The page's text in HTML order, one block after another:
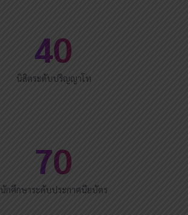
40
นิสิตระดับปริญญาโท
70
นักศึกษาระดับประกาศนียบัตร